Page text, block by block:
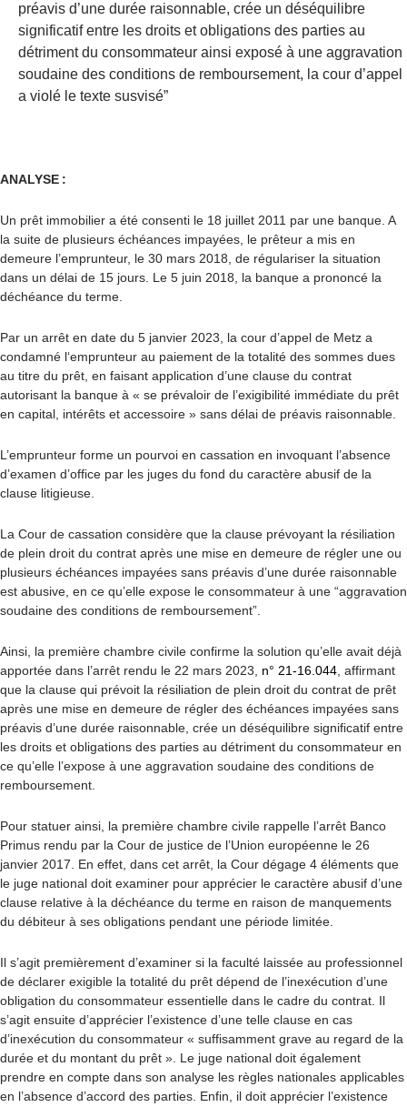
préavis d’une durée raisonnable, crée un déséquilibre
significatif entre les droits et obligations des parties au
détriment du consommateur ainsi exposé à une aggravation
soudaine des conditions de remboursement, la cour d’appel
a violé le texte susvisé”
ANALYSE :
Un prêt immobilier a été consenti le 18 juillet 2011 par une banque. A
la suite de plusieurs échéances impayées, le prêteur a mis en
demeure l’emprunteur, le 30 mars 2018, de régulariser la situation
dans un délai de 15 jours. Le 5 juin 2018, la banque a prononcé la
déchéance du terme.
Par un arrêt en date du 5 janvier 2023, la cour d’appel de Metz a
condamné l‘emprunteur au paiement de la totalité des sommes dues
au titre du prêt, en faisant application d’une clause du contrat
autorisant la banque à « se prévaloir de l’exigibilité immédiate du prêt
en capital, intérêts et accessoire » sans délai de préavis raisonnable.
L’emprunteur forme un pourvoi en cassation en invoquant l’absence
d’examen d’office par les juges du fond du caractère abusif de la
clause litigieuse.
La Cour de cassation considère que la clause prévoyant la résiliation
de plein droit du contrat après une mise en demeure de régler une ou
plusieurs échéances impayées sans préavis d’une durée raisonnable
est abusive, en ce qu’elle expose le consommateur à une “aggravation
soudaine des conditions de remboursement”.
Ainsi, la première chambre civile confirme la solution qu’elle avait déjà
apportée dans l’arrêt rendu le 22 mars 2023, n° 21-16.044 , affirmant
que la clause qui prévoit la résiliation de plein droit du contrat de prêt
après une mise en demeure de régler des échéances impayées sans
préavis d’une durée raisonnable, crée un déséquilibre significatif entre
les droits et obligations des parties au détriment du consommateur en
ce qu’elle l’expose à une aggravation soudaine des conditions de
remboursement.
Pour statuer ainsi, la première chambre civile rappelle l’arrêt Banco
Primus rendu par la Cour de justice de l’Union européenne le 26
janvier 2017. En effet, dans cet arrêt, la Cour dégage 4 éléments que
le juge national doit examiner pour apprécier le caractère abusif d’une
clause relative à la déchéance du terme en raison de manquements
du débiteur à ses obligations pendant une période limitée.
Il s’agit premièrement d’examiner si la faculté laissée au professionnel
de déclarer exigible la totalité du prêt dépend de l’inexécution d’une
obligation du consommateur essentielle dans le cadre du contrat. Il
s’agit ensuite d’apprécier l’existence d’une telle clause en cas
d’inexécution du consommateur « suffisamment grave au regard de la
durée et du montant du prêt ». Le juge national doit également
prendre en compte dans son analyse les règles nationales applicables
en l’absence d’accord des parties. Enfin, il doit apprécier l’existence